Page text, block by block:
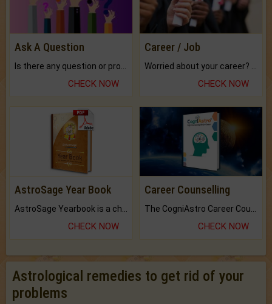
Ask A Question
CHECK NOW
Career / Job
CHECK NOW
AstroSage Year Book
CHECK NOW
Career Counselling
CHECK NOW
Astrological remedies to get rid of your
problems